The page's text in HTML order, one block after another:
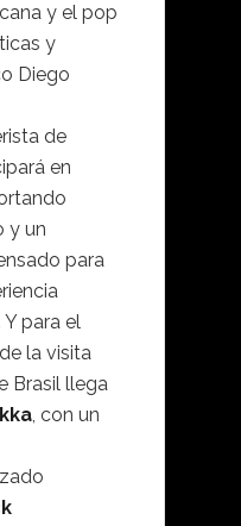
y el pop
y
Diego
de
en
y un
para
para el
la visita
Brasil llega
, con un